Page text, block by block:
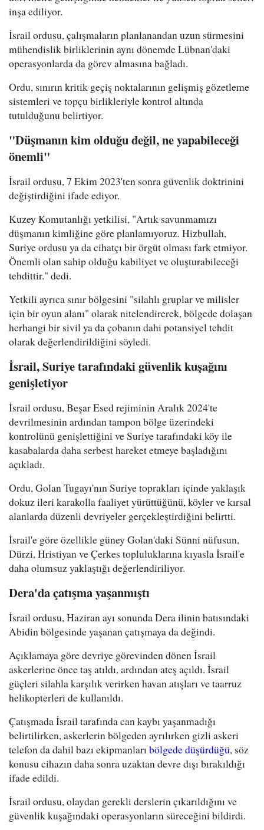
inşa ediliyor.
İsrail ordusu, çalışmaların planlanandan uzun sürmesini
mühendislik birliklerinin aynı dönemde Lübnan'daki
operasyonlarda da görev almasına bağladı.
Ordu, sınırın kritik geçiş noktalarının gelişmiş gözetleme
sistemleri ve topçu birlikleriyle kontrol altında
tutulduğunu belirtiyor.
"Düşmanın kim olduğu değil, ne yapabileceği
önemli"
İsrail ordusu, 7 Ekim 2023'ten sonra güvenlik doktrinini
değiştirdiğini ifade ediyor.
Kuzey Komutanlığı yetkilisi, "Artık savunmamızı
düşmanın kimliğine göre planlamıyoruz. Hizbullah,
Suriye ordusu ya da cihatçı bir örgüt olması fark etmiyor.
Önemli olan sahip olduğu kabiliyet ve oluşturabileceği
tehdittir." dedi.
Yetkili ayrıca sınır bölgesini "silahlı gruplar ve milisler
için bir oyun alanı" olarak nitelendirerek, bölgede dolaşan
herhangi bir sivil ya da çobanın dahi potansiyel tehdit
olarak değerlendirildiğini söyledi.
İsrail, Suriye tarafındaki güvenlik kuşağını
genişletiyor
İsrail ordusu, Beşar Esed rejiminin Aralık 2024'te
devrilmesinin ardından tampon bölge üzerindeki
kontrolünü genişlettiğini ve Suriye tarafındaki köy ile
kasabalarda daha serbest hareket etmeye başladığını
açıkladı.
Ordu, Golan Tugayı'nın Suriye toprakları içinde yaklaşık
dokuz ileri karakolla faaliyet yürüttüğünü, köyler ve kırsal
alanlarda düzenli devriyeler gerçekleştirdiğini belirtti.
İsrail'e göre özellikle güney Golan'daki Sünni nüfusun,
Dürzi, Hristiyan ve Çerkes topluluklarına kıyasla İsrail'e
daha olumsuz yaklaştığı değerlendiriliyor.
Dera'da çatışma yaşanmıştı
İsrail ordusu, Haziran ayı sonunda Dera ilinin batısındaki
Abidin bölgesinde yaşanan çatışmaya da değindi.
Açıklamaya göre devriye görevinden dönen İsrail
askerlerine önce taş atıldı, ardından ateş açıldı. İsrail
güçleri silahla karşılık verirken havan atışları ve taarruz
helikopterleri de kullanıldı.
Çatışmada İsrail tarafında can kaybı yaşanmadığı
belirtilirken, askerlerin bölgeden ayrılırken gizli askeri
telefon da dahil bazı ekipmanlarıbölgede düşürdüğü, söz
konusu cihazın daha sonra uzaktan devre dışı bırakıldığı
ifade edildi.
İsrail ordusu, olaydan gerekli derslerin çıkarıldığını ve
güvenlik kuşağındaki operasyonların süreceğini bildirdi.